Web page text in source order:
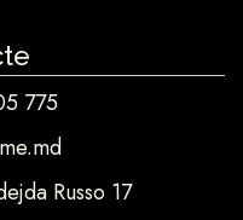
775
Russo 17